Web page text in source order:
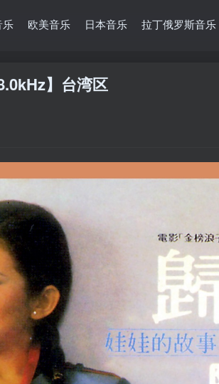
乐 欧美音乐 日本音乐 拉丁俄罗斯音乐
】台湾区